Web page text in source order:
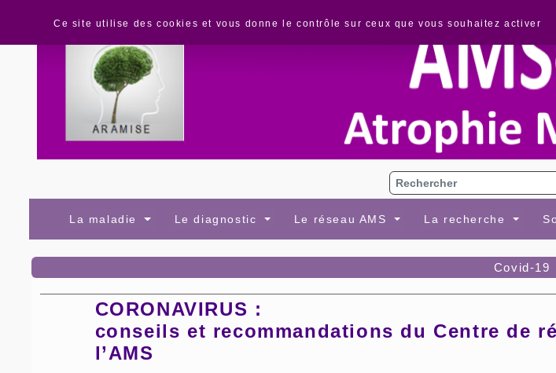
La maladie Le diagnostic Le réseau AMS La recherche
Covid-19
CORONAVIRUS :
conseils et recommandations du Centre de
l’AMS
Ce site utilise des cookies et vous donne le contrôle sur ceux que vous souhaitez activer